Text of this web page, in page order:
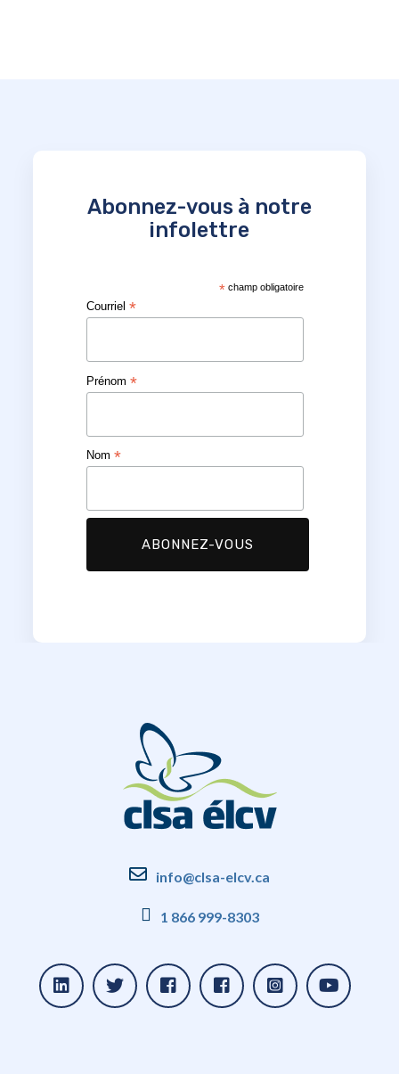
Abonnez-vous à notre
infolettre
*champ obligatoire
Courriel*
Prénom*
Nom*
info@clsa-elcv.ca
1 866 999-8303